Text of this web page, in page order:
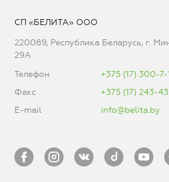
СП «БЕЛИТА» ООО
220089, Республика Беларусь, г.
29А
Телефон
+375 (17) 300-
Факс
+375 (17) 243-
E-mail
info@belita.by